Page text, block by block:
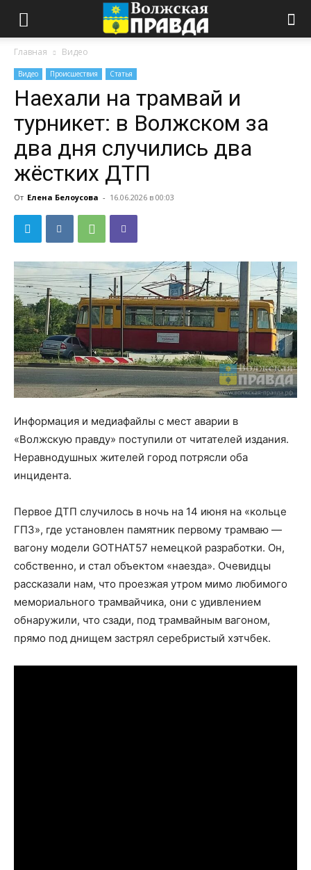
Главная Видео
Видео Происшествия Статья
Наехали на трамвай и
турникет: в Волжском за
два дня случились два
жёстких ДТП
От Елена Белоусова - 16.06.2026 в 00:03
Информация и медиафайлы с мест аварии в
«Волжскую правду» поступили от читателей издания.
Неравнодушных жителей город потрясли оба
инцидента.
Первое ДТП случилось в ночь на 14 июня на «кольце
ГПЗ», где установлен памятник первому трамваю —
вагону модели GOTHAT57 немецкой разработки. Он,
собственно, и стал объектом «наезда». Очевидцы
рассказали нам, что проезжая утром мимо любимого
мемориального трамвайчика, они с удивлением
обнаружили, что сзади, под трамвайным вагоном,
прямо под днищем застрял серебристый хэтчбек.